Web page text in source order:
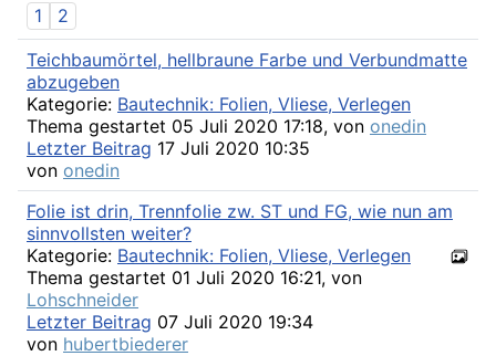
1
2
Teichbaumörtel, hellbraune Farbe und Verbundmatte
abzugeben
Kategorie: Bautechnik: Folien, Vliese, Verlegen
Thema gestartet 05 Juli 2020 17:18, von onedin
Letzter Beitrag 17 Juli 2020 10:35
von onedin
Folie ist drin, Trennfolie zw. ST und FG, wie nun am
sinnvollsten weiter?
Kategorie: Bautechnik: Folien, Vliese, Verlegen
Thema gestartet 01 Juli 2020 16:21, von
Lohschneider
Letzter Beitrag 07 Juli 2020 19:34
von hubertbiederer